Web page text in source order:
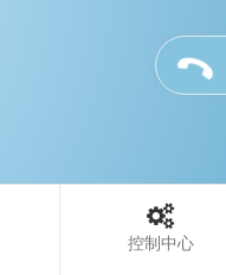
控制中心